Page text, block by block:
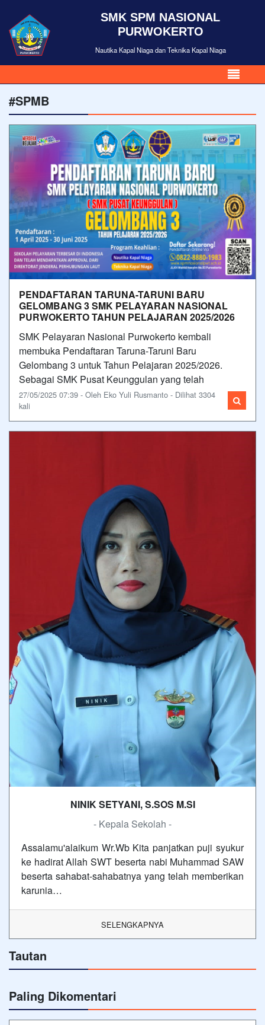
SMK SPM NASIONAL
PURWOKERTO
Nautika Kapal Niaga dan Teknika Kapal Niaga
#SPMB
PENDAFTARAN TARUNA-TARUNI BARU
GELOMBANG 3 SMK PELAYARAN NASIONAL
PURWOKERTO TAHUN PELAJARAN 2025/2026
SMK Pelayaran Nasional Purwokerto kembali
membuka Pendaftaran Taruna-Taruni Baru
Gelombang 3 untuk Tahun Pelajaran 2025/2026.
Sebagai SMK Pusat Keunggulan yang telah
27/05/2025 07:39 - Oleh Eko Yuli Rusmanto - Dilihat 3304
kali
NINIK SETYANI, S.SOS M.SI
- Kepala Sekolah -
Assalamu'alaikum Wr.Wb Kita panjatkan puji syukur
ke hadirat Allah SWT beserta nabi Muhammad SAW
beserta sahabat-sahabatnya yang telah memberikan
karunia…
SELENGKAPNYA
Tautan
Paling Dikomentari